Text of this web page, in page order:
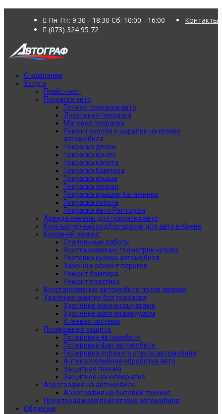
Контакты
Пн-Пт: 9:30 - 18:30 Сб: 10:00 - 16:00
(073) 324 95 72
О компании
Услуги
Прайс-лист
Покраска авто
Полная покраска авто
Локальная покраска
Матовая покраска
Ремонт сколов и царапин на кузове
автомобиля
Покраска двери
Покраска крыла
Покраска капота
Покраска бампера
Покраска крыши
Покраска зеркал
Покраска крышки багажника
Покраска порога
Покраска авто Раптором
Аренда камеры для покраски авто
Компьютерный подбор краски для авто в Киеве
Кузовной ремонт
Стапельные работы
Восстановление геометрии кузова
Рихтовка кузова автомобиля
Замена и ремонт порогов
Ремонт бампера
Ремонт пластика
Восстановление автомобиля после аварии.
Удаление вмятин без покраски
Удаление вмятин рычагами
Удаление вмятин вакуумом
Клеевая система
Полировка и защита
Полировка автомобиля
Полировка фар автомобиля
Полировка лобового стекла автомобиля
Антикоррозийная обработка авто
Защитная пленка
Защитное нанопокрытие
Аэрография на автомобиле
Аэрография на бытовой технике
Предпродажная подготовка автомобиля
Обучение